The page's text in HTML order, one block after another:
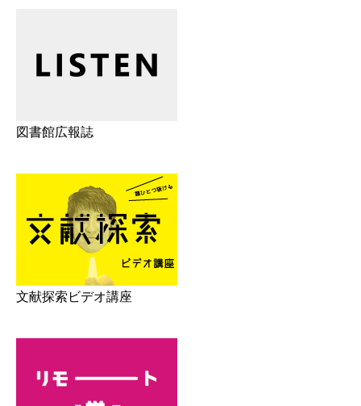
図書館広報誌
文献探索ビデオ講座